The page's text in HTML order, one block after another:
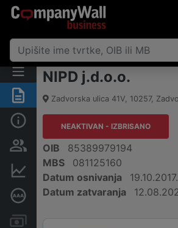
Sažetak
Osobe i vlasništvo
Dubinska bonitetna ocjena
Računi i blokade
NIPD j.d.o.o.
Zadvorska ulica 41V, 10257,
NEAKTIVAN - IZBRISANO
OIB
85389979194
MBS
081125160
Datum osnivanja
19.10.2017.
Datum zatvaranja